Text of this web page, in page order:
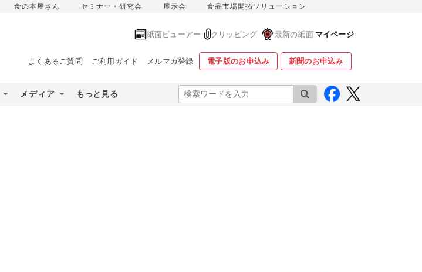
食の本屋さん セミナー・研究会 展示会 食品市場開拓ソリューション
紙面ビューアー クリッピング 最新の紙面 マイページ
よくあるご質問 ご利用ガイド メルマガ登録 電子版のお申込み 新聞のお申込み
メディア もっと見る 検索